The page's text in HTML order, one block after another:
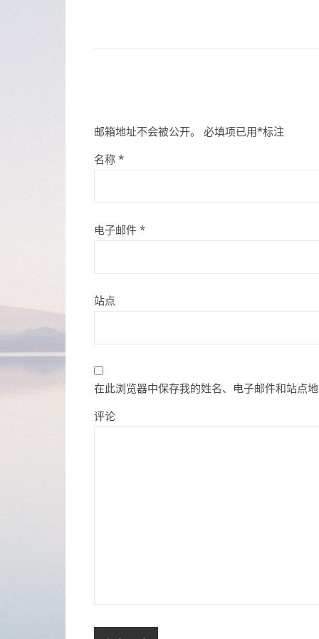
邮箱地址不会被公开。 必填项已用*标注
名称 *
电子邮件 *
站点
在此浏览器中保存我的姓名、电子邮件和站点
评论